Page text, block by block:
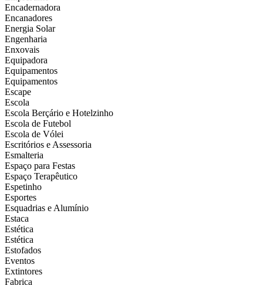
Encadernadora
Encanadores
Energia Solar
Engenharia
Enxovais
Equipadora
Equipamentos
Equipamentos
Escape
Escola
Escola Berçário e Hotelzinho
Escola de Futebol
Escola de Vólei
Escritórios e Assessoria
Esmalteria
Espaço para Festas
Espaço Terapêutico
Espetinho
Esportes
Esquadrias e Alumínio
Estaca
Estética
Estética
Estofados
Eventos
Extintores
Fabrica